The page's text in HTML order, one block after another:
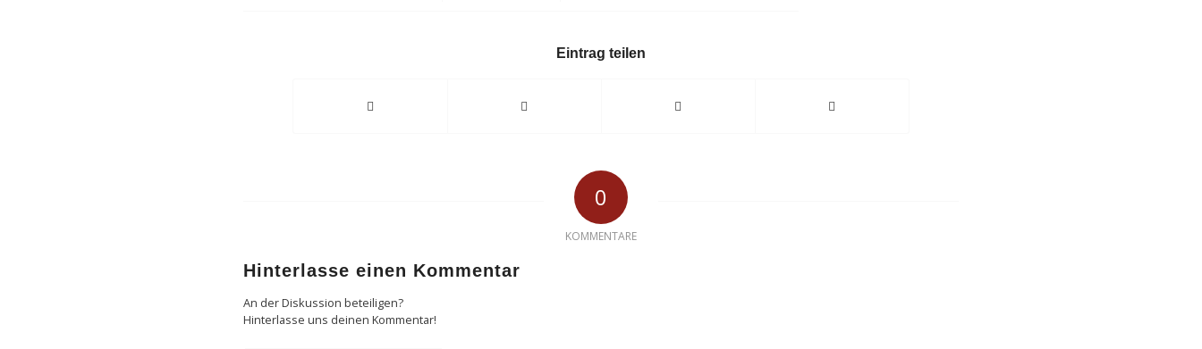
Eintrag teilen
0
KOMMENTARE
Hinterlasse einen Kommentar
An der Diskussion beteiligen?
Hinterlasse uns deinen Kommentar!